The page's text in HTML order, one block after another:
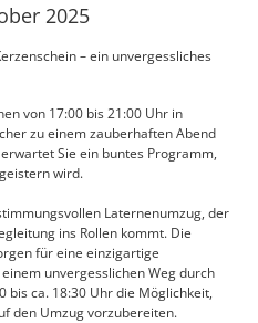
2025
– ein unvergessliches
von 17:00 bis 21:00 Uhr in
zu einem zauberhaften Abend
Sie ein buntes Programm,
wird.
Laternenumzug, der
ins Rollen kommt. Die
für eine einzigartige
unvergesslichen Weg durch
bis ca. 18:30 Uhr die Möglichkeit,
den Umzug vorzubereiten.